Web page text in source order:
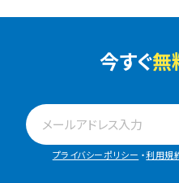
今すぐ無
プライバシーポリシー ・利用規